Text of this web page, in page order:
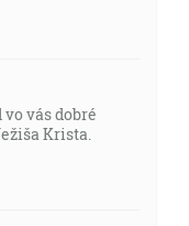
vo vás dobré
Krista.